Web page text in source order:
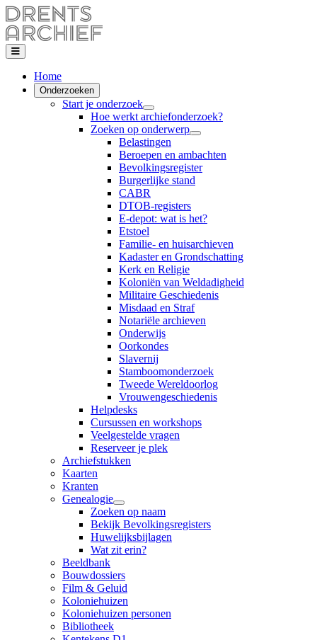
Home
Onderzoeken
Start je onderzoek
Hoe werkt archiefonderzoek?
Zoeken op onderwerp
Belastingen
Beroepen en ambachten
Bevolkingsregister
Burgerlijke stand
CABR
DTOB-registers
E-depot: wat is het?
Etstoel
Familie- en huisarchieven
Kadaster en Grondschatting
Kerk en Religie
Koloniën van Weldadigheid
Militaire Geschiedenis
Misdaad en Straf
Notariële archieven
Onderwijs
Oorkondes
Slavernij
Stamboomonderzoek
Tweede Wereldoorlog
Vrouwengeschiedenis
Helpdesks
Cursussen en workshops
Veelgestelde vragen
Reserveer je plek
Archiefstukken
Kaarten
Kranten
Genealogie
Zoeken op naam
Bekijk Bevolkingsregisters
Huwelijksbijlagen
Wat zit erin?
Beeldbank
Bouwdossiers
Film & Geluid
Koloniehuizen
Koloniehuizen personen
Bibliotheek